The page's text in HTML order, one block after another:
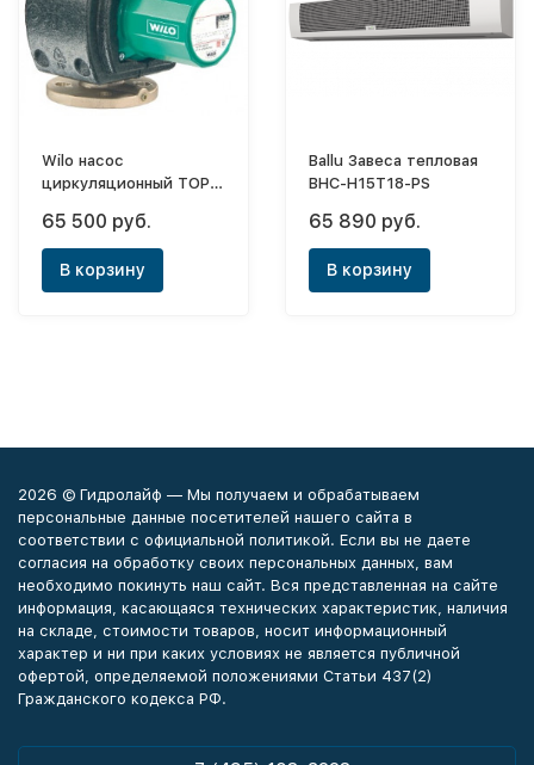
Wilo насос
циркуляционный TOP-
65 500 руб.
В корзину
Ballu Завеса тепловая
BHC-H15T18-PS
65 890 руб.
В корзину
2026 © Гидролайф — Мы получаем и обрабатываем
персональные данные посетителей нашего сайта в
соответствии с официальной политикой. Если вы не даете
согласия на обработку своих персональных данных, вам
необходимо покинуть наш сайт. Вся представленная на сайте
информация, касающаяся технических характеристик, наличия
на складе, стоимости товаров, носит информационный
характер и ни при каких условиях не является публичной
офертой, определяемой положениями Статьи 437(2)
Гражданского кодекса РФ.